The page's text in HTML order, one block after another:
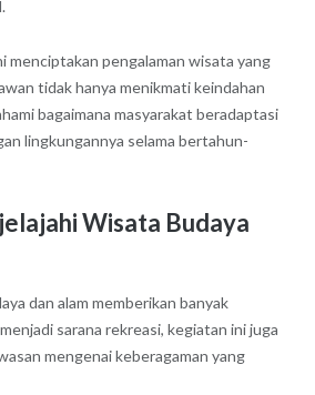
menciptakan pengalaman wisata yang
tidak hanya menikmati keindahan
bagaimana masyarakat beradaptasi
lingkungannya selama bertahun-
Wisata Budaya
dan alam memberikan banyak
sarana rekreasi, kegiatan ini juga
mengenai keberagaman yang